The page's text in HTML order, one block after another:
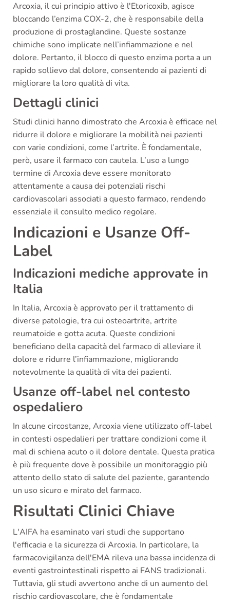
Arcoxia, il cui principio attivo è l'Etoricoxib, agisce
bloccando l’enzima COX-2, che è responsabile della
produzione di prostaglandine. Queste sostanze
chimiche sono implicate nell’infiammazione e nel
dolore. Pertanto, il blocco di questo enzima porta a un
rapido sollievo dal dolore, consentendo ai pazienti di
migliorare la loro qualità di vita.
Dettagli clinici
Studi clinici hanno dimostrato che Arcoxia è efficace nel
ridurre il dolore e migliorare la mobilità nei pazienti
con varie condizioni, come l’artrite. È fondamentale,
però, usare il farmaco con cautela. L’uso a lungo
termine di Arcoxia deve essere monitorato
attentamente a causa dei potenziali rischi
cardiovascolari associati a questo farmaco, rendendo
essenziale il consulto medico regolare.
Indicazioni e Usanze Off-
Label
Indicazioni mediche approvate in
Italia
In Italia, Arcoxia è approvato per il trattamento di
diverse patologie, tra cui osteoartrite, artrite
reumatoide e gotta acuta. Queste condizioni
beneficiano della capacità del farmaco di alleviare il
dolore e ridurre l’infiammazione, migliorando
notevolmente la qualità di vita dei pazienti.
Usanze off-label nel contesto
ospedaliero
In alcune circostanze, Arcoxia viene utilizzato off-label
in contesti ospedalieri per trattare condizioni come il
mal di schiena acuto o il dolore dentale. Questa pratica
è più frequente dove è possibile un monitoraggio più
attento dello stato di salute del paziente, garantendo
un uso sicuro e mirato del farmaco.
Risultati Clinici Chiave
L'AIFA ha esaminato vari studi che supportano
l'efficacia e la sicurezza di Arcoxia. In particolare, la
farmacovigilanza dell'EMA rileva una bassa incidenza di
eventi gastrointestinali rispetto ai FANS tradizionali.
Tuttavia, gli studi avvertono anche di un aumento del
rischio cardiovascolare, che è fondamentale